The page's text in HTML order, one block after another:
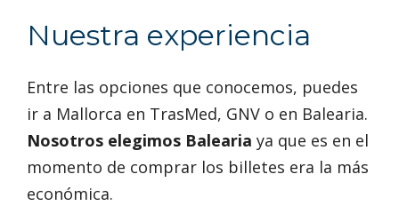
Nuestra experiencia
Entre las opciones que conocemos, puedes
ir a Mallorca en TrasMed, GNV o en Balearia.
Nosotros elegimos Balearia ya que es en el
momento de comprar los billetes era la más
económica.